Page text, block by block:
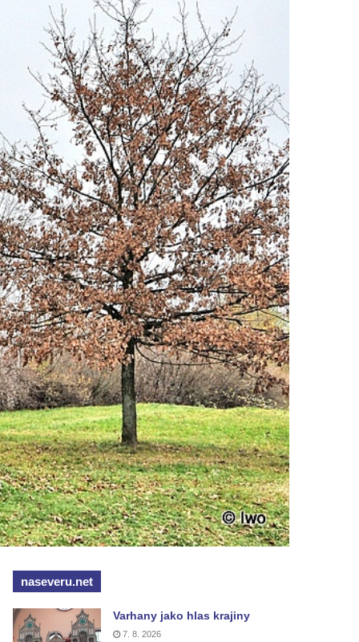
naseveru.net
Varhany jako hlas krajiny
7. 8. 2026